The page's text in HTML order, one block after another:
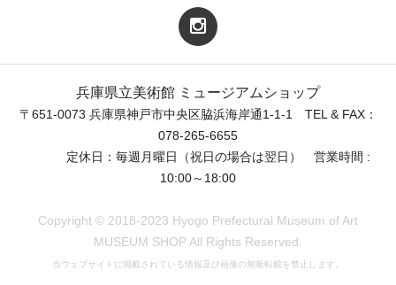
兵庫県立美術館 ミュージアムショップ
〒651-0073 兵庫県神戸市中央区脇浜海岸通1-1-1 TEL & FAX：
078-265-6655
定休日：毎週月曜日（祝日の場合は翌日） 営業時間 :
10:00～18:00
Copyright © 2018-2023 Hyogo Prefectural Museum of Art
MUSEUM SHOP All Rights Reserved.
当ウェブサイトに掲載されている情報及び画像の無断転載を禁止します。